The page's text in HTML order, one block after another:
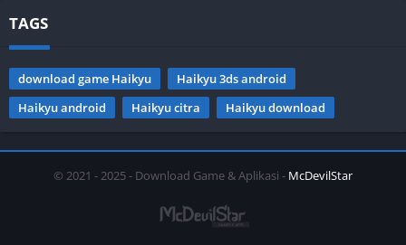
TAGS
download game Haikyu
Haikyu 3ds android
Haikyu android
Haikyu citra Haikyu download
© 2021 - 2025 - Download Game & Aplikasi - McDevilStar